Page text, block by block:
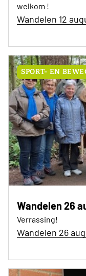
welkom !
Wandelen 12
SPORT- EN
Wandelen 26
Verrassing!
Wandelen 26